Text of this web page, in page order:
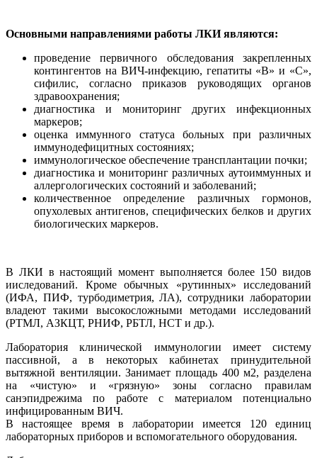
Основными направлениями работы ЛКИ являются:
проведение первичного обследования закрепленных
контингентов на ВИЧ-инфекцию, гепатиты «В» и «С»,
сифилис, согласно приказов руководящих органов
здравоохранения;
диагностика и мониторинг других инфекционных
маркеров;
оценка иммунного статуса больных при различных
иммунодефицитных состояниях;
иммунологическое обеспечение трансплантации почки;
диагностика и мониторинг различных аутоиммунных и
аллергологических состояний и заболеваний;
количественное определение различных гормонов,
опухолевых антигенов, специфических белков и других
биологических маркеров.
В ЛКИ в настоящий момент выполняется более 150 видов
ииследований. Кроме обычных «рутинных» исследований
(ИФА, ПИФ, турбодиметрия, ЛА), сотрудники лаборатории
владеют такими высокосложными методами исследований
(РТМЛ, АЗКЦТ, РНИФ, РБТЛ, НСТ и др.).
Лаборатория клинической иммунологии имеет систему
пассивной, а в некоторых кабинетах принудительной
вытяжной вентиляции. Занимает площадь 400 м2, разделена
на «чистую» и «грязную» зоны согласно правилам
санэпидрежима по работе с материалом потенциально
инфицированным ВИЧ.
В настоящее время в лаборатории имеется 120 единиц
лабораторных приборов и вспомогательного оборудования.